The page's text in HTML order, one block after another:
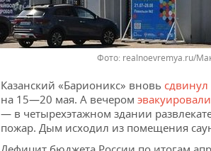
Фото: realnoevremya.ru/
Казанский «Барионикс» вновь сдвинул
на 15—20 мая. А вечером эвакуировали
— в четырехэтажном здании
пожар. Дым исходил из помещения